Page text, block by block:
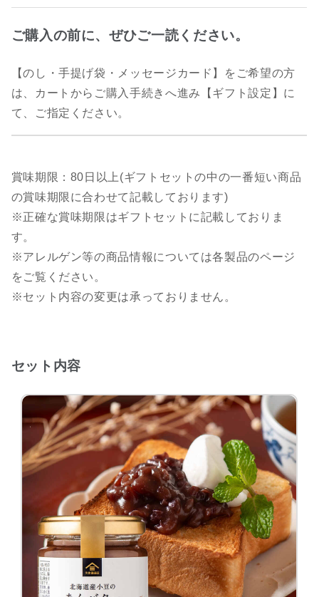
ご購入の前に、ぜひご一読ください。
【のし・手提げ袋・メッセージカード】をご希望の方
は、カートからご購入手続きへ進み【ギフト設定】に
て、ご指定ください。
賞味期限：80日以上(ギフトセットの中の一番短い商品
の賞味期限に合わせて記載しております)
※正確な賞味期限はギフトセットに記載しておりま
す。
※アレルゲン等の商品情報については各製品のページ
をご覧ください。
※セット内容の変更は承っておりません。
セット内容